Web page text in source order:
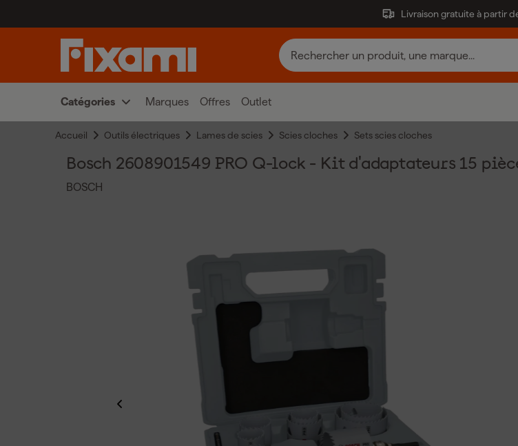
Livraison gratuite à partir
Catégories Marques Offres Outlet
Accueil Outils électriques Lames de scies Scies cloches Sets scies cloches
Bosch 2608901549 PRO Q-lock - Kit d'adaptateurs 15
BOSCH